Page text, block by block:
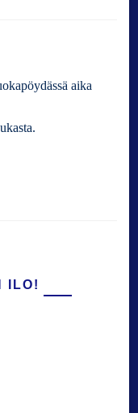
aika
ILO!